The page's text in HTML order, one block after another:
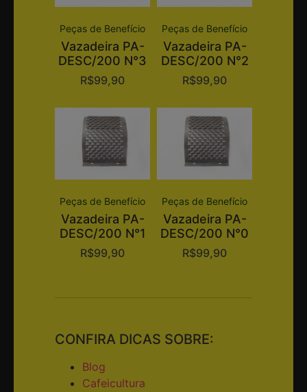
Peças de Benefício
Vazadeira PA-
DESC/200 N°3
R$99,90
Peças de Benefício
Vazadeira PA-
DESC/200 N°2
R$99,90
Peças de Benefício
Vazadeira PA-
DESC/200 N°1
R$99,90
Peças de Benefício
Vazadeira PA-
DESC/200 N°0
R$99,90
CONFIRA DICAS SOBRE:
Blog
Cafeicultura